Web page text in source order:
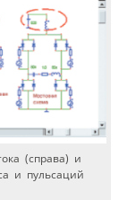
(справа) и
и пульсаций